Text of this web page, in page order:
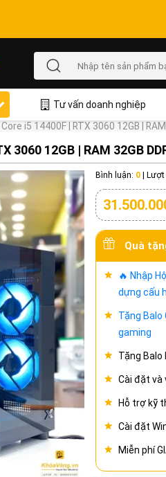
Tư vấn doanh nghiệp
Core i5 14400F | RTX 3060 12GB |
3060 12GB | RAM 32GB
Bình luận: 0| Lượt
Quà
🔥 Nhập
dựng cấu
Tặng Balo
gaming
Tặng Balo
Cài đặt và
Hỗ trợ kỹ
Cài đặt
Miễn phí